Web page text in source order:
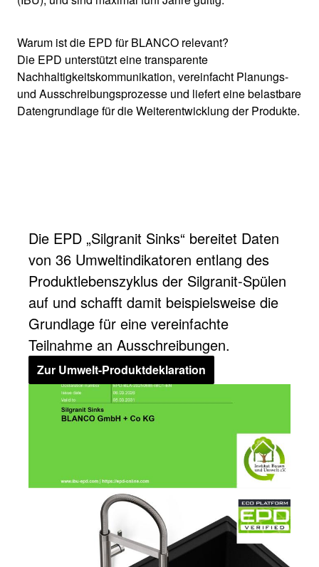
Warum ist die EPD für BLANCO relevant?
Die EPD unterstützt eine transparente
Nachhaltigkeitskommunikation, vereinfacht Planungs-
und Ausschreibungsprozesse und liefert eine belastbare
Datengrundlage für die Weiterentwicklung der Produkte.
Die EPD „Silgranit Sinks“ bereitet Daten
von 36 Umweltindikatoren entlang des
Produktlebenszyklus der Silgranit-Spülen
auf und schafft damit beispielsweise die
Grundlage für eine vereinfachte
Teilnahme an Ausschreibungen.
Zur Umwelt-Produktdeklaration